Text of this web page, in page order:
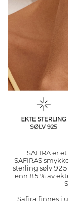
SAFIRA er
SAFIRAS
sterling sølv
enn 85 % av
Safira finnes i